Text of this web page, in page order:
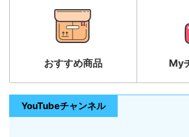
おすすめ商品 My
YouTubeチャンネル